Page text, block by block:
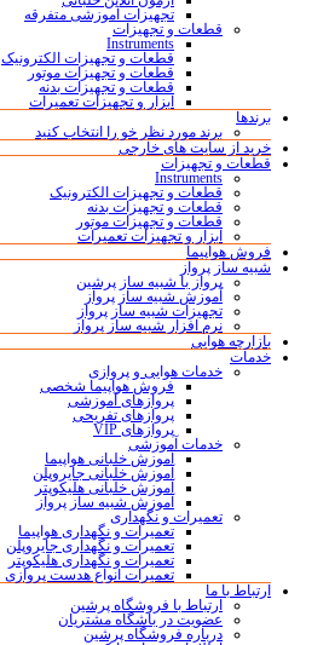
تجهیزات آموزشی متفرقه
قطعات و تجهیزات
Instruments
قطعات و تجهیزات الکترونیک
قطعات و تجهیزات موتور
قطعات و تجهیزات بدنه
ابزار و تجهیزات تعمیرات
برندها
برند مورد نظر خو را انتخاب کنید
خرید از سایت های خارجی
قطعات و تجهیزات
Instruments
قطعات و تجهیزات الکترونیک
قطعات و تجهیزات بدنه
قطعات و تجهیزات موتور
ابزار و تجهیزات تعمیرات
فروش هواپیما
شبیه ساز پرواز
پرواز با شبیه ساز پرشین
آموزش شبیه ساز پرواز
تجهیزات شبیه ساز پرواز
نرم افزار شبیه ساز پرواز
بازارچه هوایی
خدمات
خدمات هوایی و پروازی
فروش هواپیما شخصی
پروازهای آموزشی
پروازهای تفریحی
پروازهای VIP
خدمات آموزشی
آموزش خلبانی هواپیما
آموزش خلبانی جایروپلن
آموزش خلبانی هلیکوپتر
آموزش شبیه ساز پرواز
تعمیرات و نگهداری
تعمیرات و نگهداری هواپیما
تعمیرات و نگهداری جایروپلن
تعمیرات و نگهداری هلیکوپتر
تعمیرات انواع هدست پروازی
ارتباط با ما
ارتباط با فروشگاه پرشین
عضویت در باشگاه مشتریان
درباره فروشگاه پرشین